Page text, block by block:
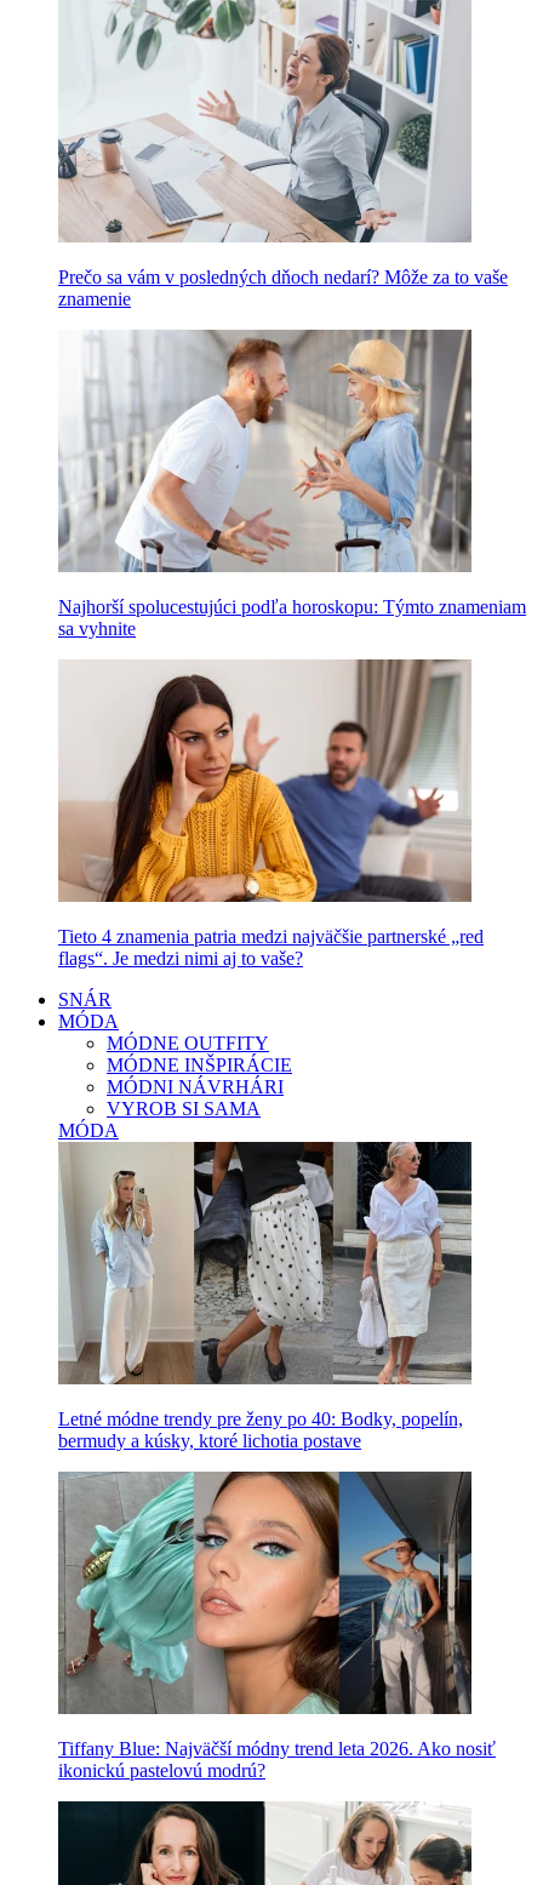
Prečo sa vám v posledných dňoch nedarí? Môže za to vaše
znamenie
Najhorší spolucestujúci podľa horoskopu: Týmto znameniam
sa vyhnite
Tieto 4 znamenia patria medzi najväčšie partnerské „red
flags“. Je medzi nimi aj to vaše?
SNÁR
MÓDA
MÓDNE OUTFITY
MÓDNE INŠPIRÁCIE
MÓDNI NÁVRHÁRI
VYROB SI SAMA
MÓDA
Letné módne trendy pre ženy po 40: Bodky, popelín,
bermudy a kúsky, ktoré lichotia postave
Tiffany Blue: Najväčší módny trend leta 2026. Ako nosiť
ikonickú pastelovú modrú?